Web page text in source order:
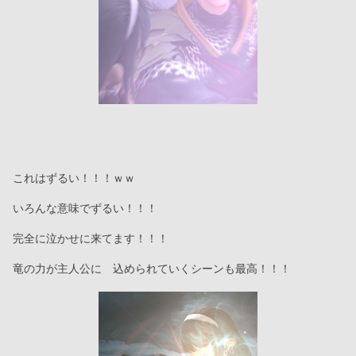
これはずるい！！！ｗｗ
いろんな意味でずるい！！！
完全に泣かせに来てます！！！
竜の力が主人公に　込められていくシーンも最高！！！